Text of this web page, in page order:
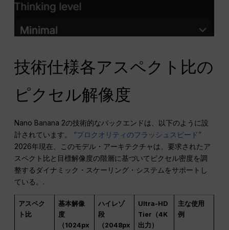
技術仕様各アスペクト比の
ピクセル解像度
Nano Banana 2の技術的なバックエンドは、以下のように設
計されています。 “プロクオリティのフラッシュスピード”
2026年現在、このモデル・アーキテクチャは、要求されたア
スペクト比と目標解像度の階層に基づいてピクセル密度を調
整するダイナミック・スケーリング・システムをサポートし
ている。.
アスペク
ト比
基本解像
度
（1024px
ハイレゾ
段
（2048px
Ultra-HD
Tier（4K
出力）
主な使用
例